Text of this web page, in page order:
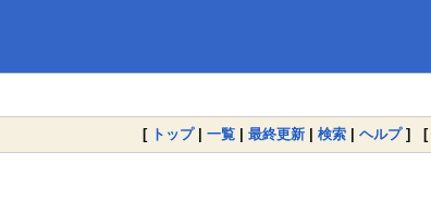
[ トップ| 一覧 | 最終更新 | 検索 | ヘルプ] [